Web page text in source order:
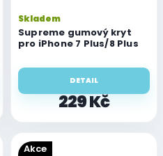
Supreme gumový kryt
pro iPhone 7 Plus/8 Plus
Skladem
229 Kč
DETAIL
Akce